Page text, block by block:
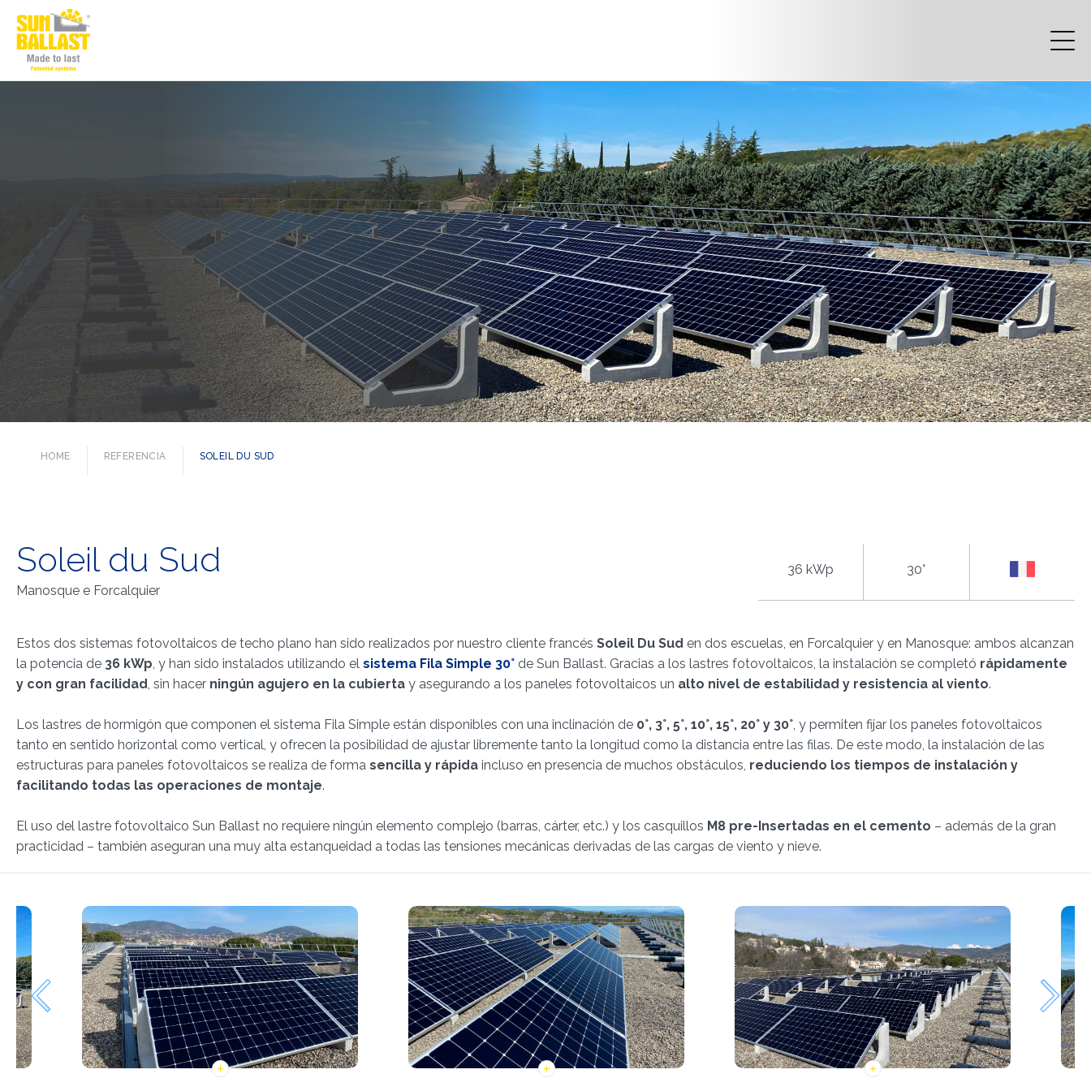
HOME REFERENCIA SOLEIL DU SUD
Soleil du Sud
Manosque e Forcalquier
36 kWp 30°
Estos dos sistemas fotovoltaicos de techo plano han sido realizados por nuestro cliente francés Soleil Du Sud en dos escuelas, en Forcalquier y en Manosque: ambos alcanzan
la potencia de 36 kWp, y han sido instalados utilizando el sistema Fila Simple 30° de Sun Ballast. Gracias a los lastres fotovoltaicos, la instalación se completó rápidamente
y con gran facilidad, sin hacer ningún agujero en la cubierta y asegurando a los paneles fotovoltaicos un alto nivel de estabilidad y resistencia al viento.
Los lastres de hormigón que componen el sistema Fila Simple están disponibles con una inclinación de 0°, 3°, 5°, 10°, 15°, 20° y 30°, y permiten fijar los paneles fotovoltaicos
tanto en sentido horizontal como vertical, y ofrecen la posibilidad de ajustar libremente tanto la longitud como la distancia entre las filas. De este modo, la instalación de las
estructuras para paneles fotovoltaicos se realiza de forma sencilla y rápida incluso en presencia de muchos obstáculos, reduciendo los tiempos de instalación y
facilitando todas las operaciones de montaje.
El uso del lastre fotovoltaico Sun Ballast no requiere ningún elemento complejo (barras, cárter, etc.) y los casquillos M8 pre-Insertadas en el cemento – además de la gran
practicidad – también aseguran una muy alta estanqueidad a todas las tensiones mecánicas derivadas de las cargas de viento y nieve.